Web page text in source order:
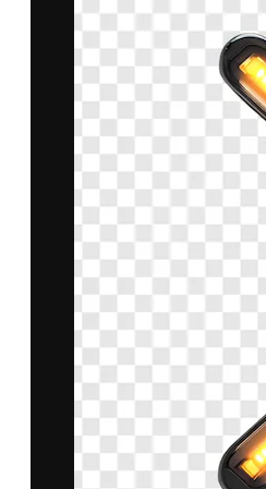
La plataforma
trabajo. Más
entre
estudios.
Español
Copyright ©